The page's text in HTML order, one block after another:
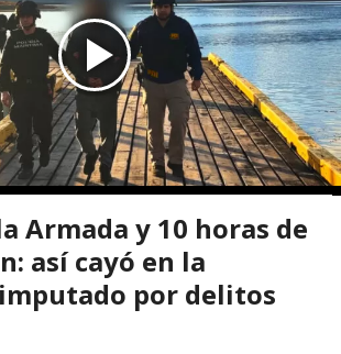
Armada y 10 horas de
así cayó en la
por delitos